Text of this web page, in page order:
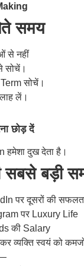
समय
से नहीं
सोचें।
सोचें।
लें।
छोड़ दें
हमेशा दुख देता है।
बड़ी
पर दूसरों की
पर Luxury Life
की Salary
व्यक्ति स्वयं को